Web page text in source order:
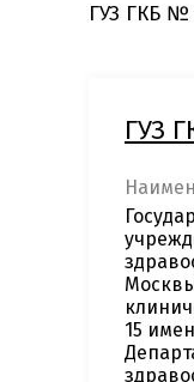
ГУЗ ГКБ №
ГУЗ
15